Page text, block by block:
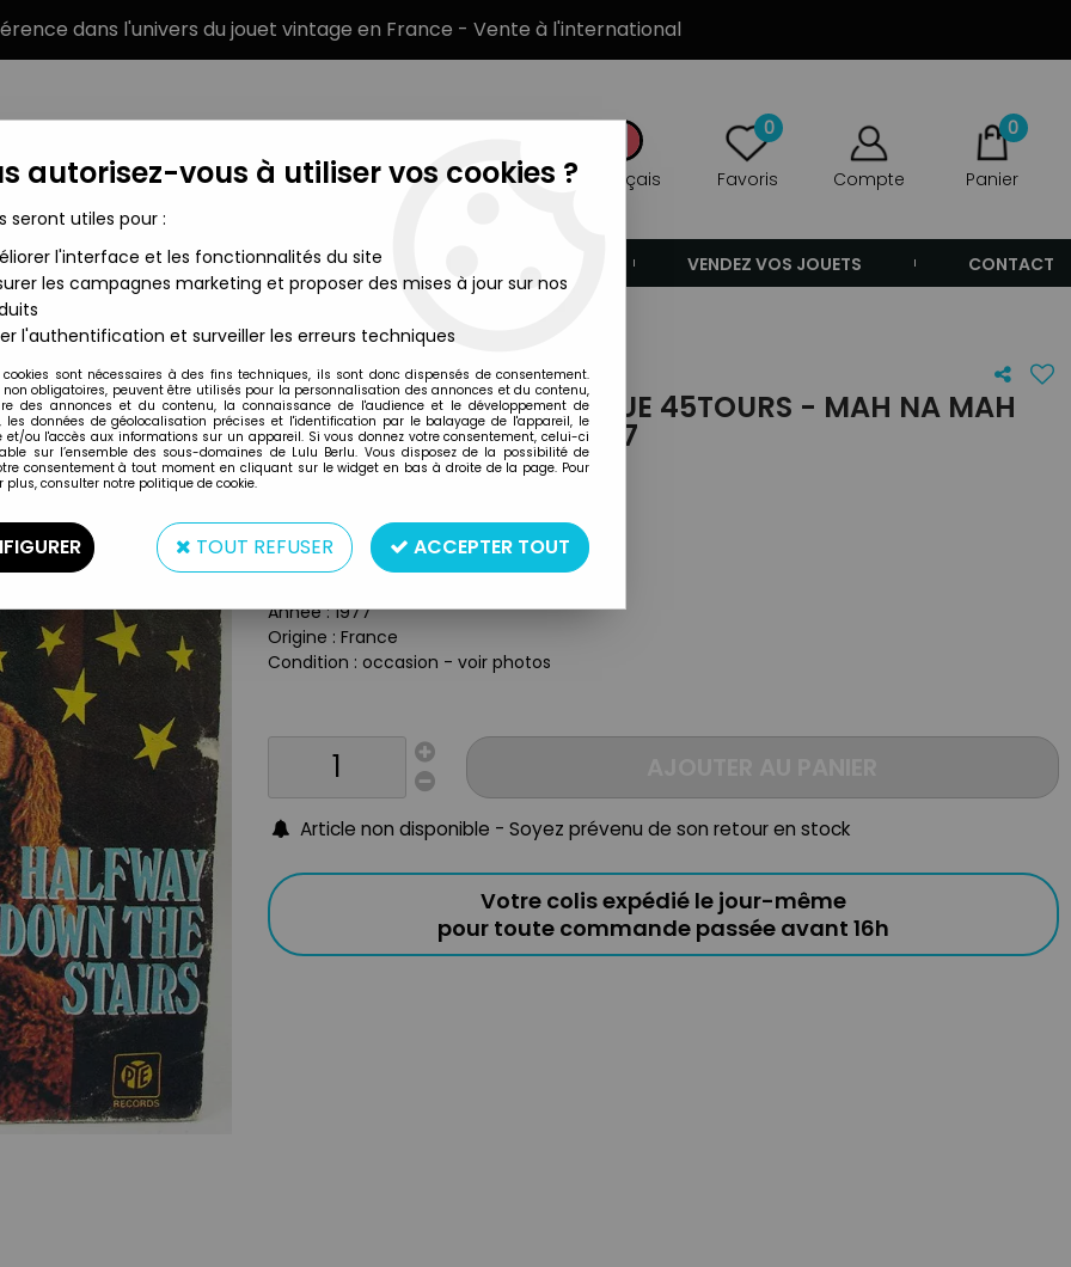
dans l'univers du jouet vintage en France - Vente à l'international
Français
0
Favoris Compte
0
Panier
MARQUES TYPE DE PRODUIT VENDEZ VOS JOUETS CONTACT
Muppet Show - Disque 45Tours - Mah Na Mah Na - Disques Vogue 1977
Inconnue
LE MUPPET SHOW - DISQUE 45TOURS - MAH NA MAH
NA - DISQUES VOGUE 1977
Type : Disque
Taille : 45T
Année : 1977
Origine : France
Condition : occasion - voir photos
Article non disponible - Soyez prévenu de son retour en stock
Votre colis expédié le jour-même
pour toute commande passée avant 16h
autorisez-vous à utiliser vos cookies ?
seront utiles pour :
l'interface et les fonctionnalités du site
les campagnes marketing et proposer des mises à jour sur nos
l'authentification et surveiller les erreurs techniques
cookies sont nécessaires à des fins techniques, ils sont donc dispensés de consentement.
non obligatoires, peuvent être utilisés pour la personnalisation des annonces et du contenu,
des annonces et du contenu, la connaissance de l'audience et le développement de
les données de géolocalisation précises et l'identification par le balayage de l'appareil, le
et/ou l'accès aux informations sur un appareil. Si vous donnez votre consentement, celui-ci
sur l’ensemble des sous-domaines de Lulu Berlu. Vous disposez de la possibilité de
consentement à tout moment en cliquant sur le widget en bas à droite de la page. Pour
plus, consulter notre politique de cookie.
TOUT REFUSER ACCEPTER TOUT